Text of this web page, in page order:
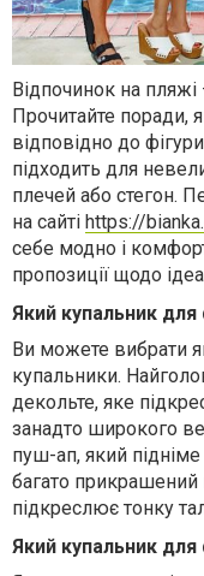
Відпочинок на
Прочитайте поради,
відповідно до
підходить для
плечей або стегон.
на сайті https://
себе модно і
пропозиції щодо
Який купальник
Ви можете вибрати
купальники.
декольте, яке
занадто широкого
пуш-ап, який
багато прикрашений
підкреслює тонку
Який купальник для